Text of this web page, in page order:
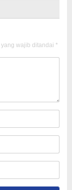
yang wajib ditandai *